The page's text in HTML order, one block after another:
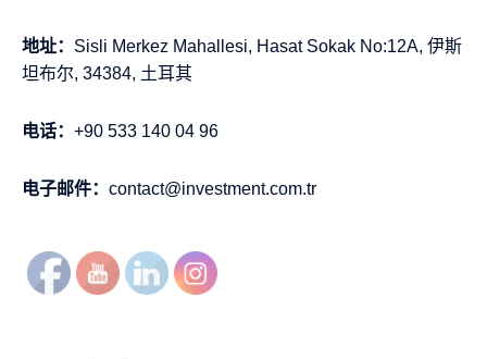
地址： Sisli Merkez Mahallesi, Hasat Sokak No:12A, 伊斯
坦布尔, 34384, 土耳其
电话： +90 533 140 04 96
电子邮件： contact@investment.com.tr